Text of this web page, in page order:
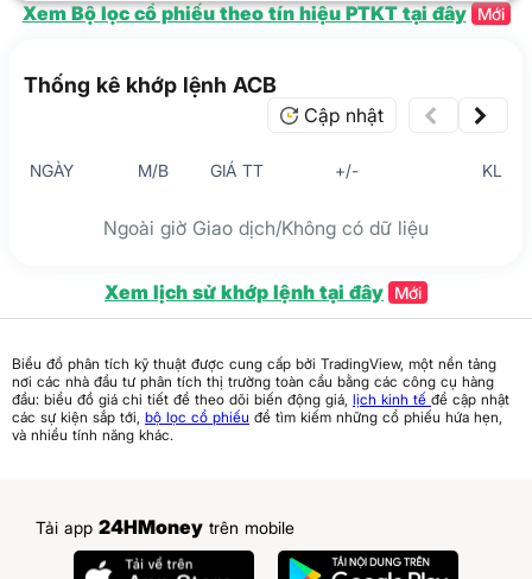
Xem Bộ lọc cổ phiếu theo tín hiệu PTKT tại đây Mới
Thống kê khớp lệnh ACB
Cập nhật
NGÀY M/B GIÁ TT +/- KL
Ngoài giờ Giao dịch/Không có dữ liệu
Xem lịch sử khớp lệnh tại đây Mới
Biểu đồ phân tích kỹ thuật được cung cấp bởi TradingView, một nền tảng
nơi các nhà đầu tư phân tích thị trường toàn cầu bằng các công cụ hàng
đầu: biểu đồ giá chi tiết để theo dõi biến động giá, lịch kinh tế để cập nhật
các sự kiện sắp tới, bộ lọc cổ phiếu để tìm kiếm những cổ phiếu hứa hẹn,
và nhiều tính năng khác.
Tải app 24HMoney trên mobile